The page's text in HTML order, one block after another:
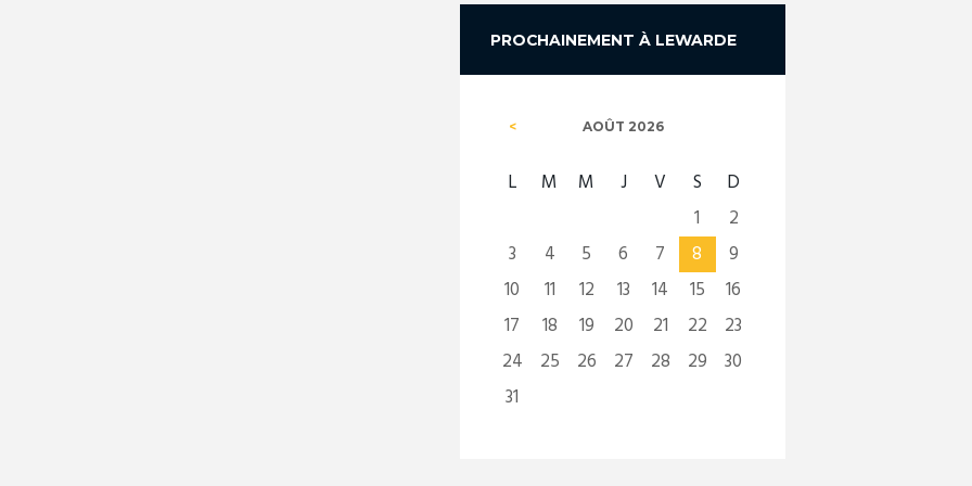
PROCHAINEMENT À LEWARDE
AOÛT 2026
L M M J V S
D
1
2
3
4 5 6 7 8
9
10
11 12 13 14 15
16
17
18 19 20 21 22
23
24
25 26 27 28 29
30
31